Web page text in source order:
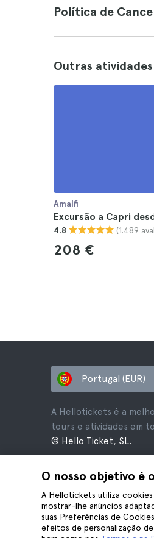
Política de
Outras
Amalfi
Excursão a Capri
4.8 (1.489
208 €
O nosso objetivo é
A Hellotickets utiliza
mostrar-lhe anúncios
suas Preferências de
efeitos de personalização
Portugal (EUR)
A Hellotickets é a
tours e atividades em
© Hello Ticket, SL.